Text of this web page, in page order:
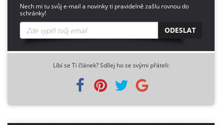
Nech mi tu svůj e-mail a novinky ti pravidelně zašlu rovnou do
schránky!
ODESLAT
Líbí se Ti článek? Sdílej ho se svými přáteli: